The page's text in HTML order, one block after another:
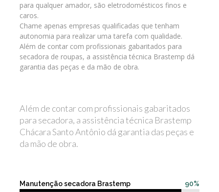
para qualquer amador, são eletrodomésticos finos e
caros.
Chame apenas empresas qualificadas que tenham
autonomia para realizar uma tarefa com qualidade.
Além de contar com profissionais gabaritados para
secadora de roupas, a assistência técnica Brastemp dá
garantia das peças e da mão de obra.
Além de contar com profissionais gabaritados
para secadora, a assistência técnica Brastemp
Chácara Santo Antônio dá garantia das peças e
da mão de obra.
90%
Manutenção secadora Brastemp